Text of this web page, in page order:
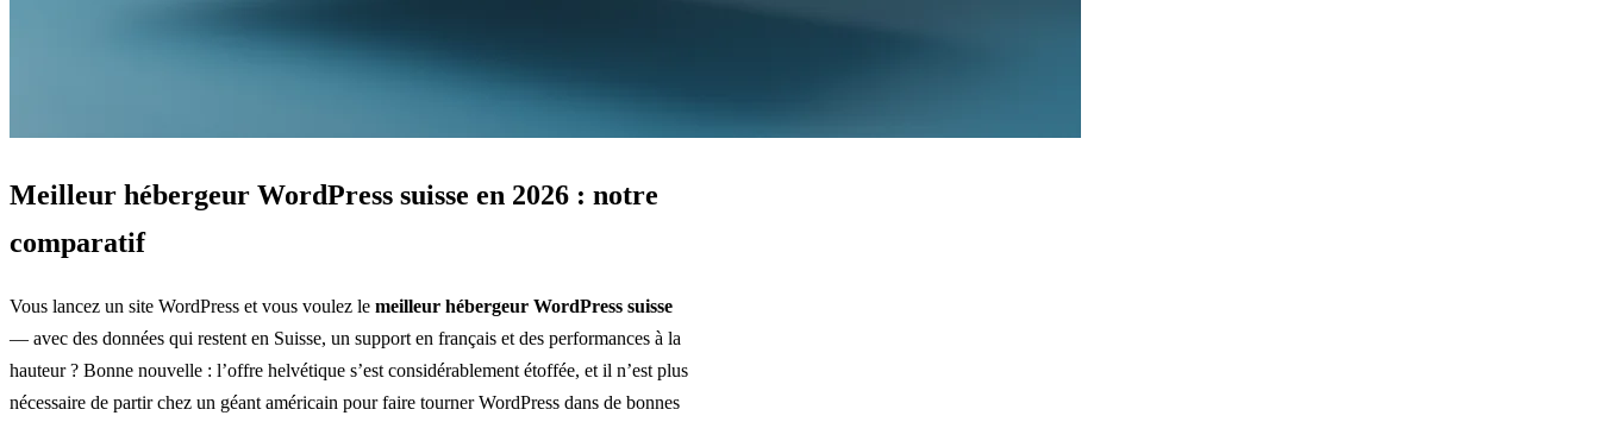
Meilleur hébergeur WordPress suisse en 2026 : notre
comparatif
Vous lancez un site WordPress et vous voulez le meilleur hébergeur WordPress suisse
— avec des données qui restent en Suisse, un support en français et des performances à la
hauteur ? Bonne nouvelle : l’offre helvétique s’est considérablement étoffée, et il n’est plus
nécessaire de partir chez un géant américain pour faire tourner WordPress dans de bonnes